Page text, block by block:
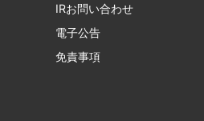
IRお問い合わせ
電子公告
免責事項